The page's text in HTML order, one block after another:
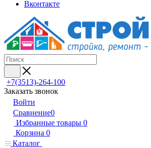
Вконтакте
+7(3513)-264-100
Заказать звонок
Войти
Сравнение0
Избранные товары 0
Корзина 0
Каталог